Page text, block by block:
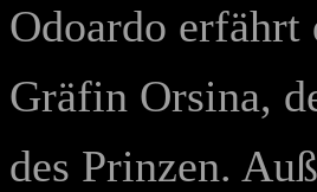
Odoardo erfährt
Gräfin Orsina,
des Prinzen.